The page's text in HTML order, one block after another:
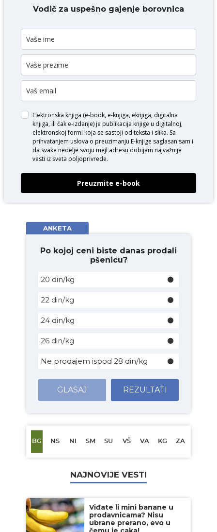
DODAJ KOMENTAR
Vodič za uspešno gajenje borovnica
Elektronska knjiga (e-book, e-knjiga, eknjiga, digitalna
knjiga, ili čak e-izdanje) je publikacija knjige u digitalnoj,
elektronskoj formi koja se sastoji od teksta i slika. Sa
prihvatanjem uslova o preuzimanju E-knjige saglasan sam i
da svake nedelje svoju mejl adresu dobijam najvažnije
vesti iz sveta poljoprivrede.
Preuzmite e-book
ANKETA
Po kojoj ceni biste danas prodali
pšenicu?
20 din/kg
22 din/kg
24 din/kg
26 din/kg
Ne prodajem ispod 28 din/kg
GLASAJ REZULTATI
BG NS NI SM SU VŠ VA KG ZA
NAJNOVIJE VESTI
Viđate li mini banane u
prodavnicama? Nisu
ubrane prerano, evo u